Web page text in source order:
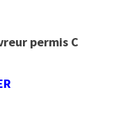
permis C